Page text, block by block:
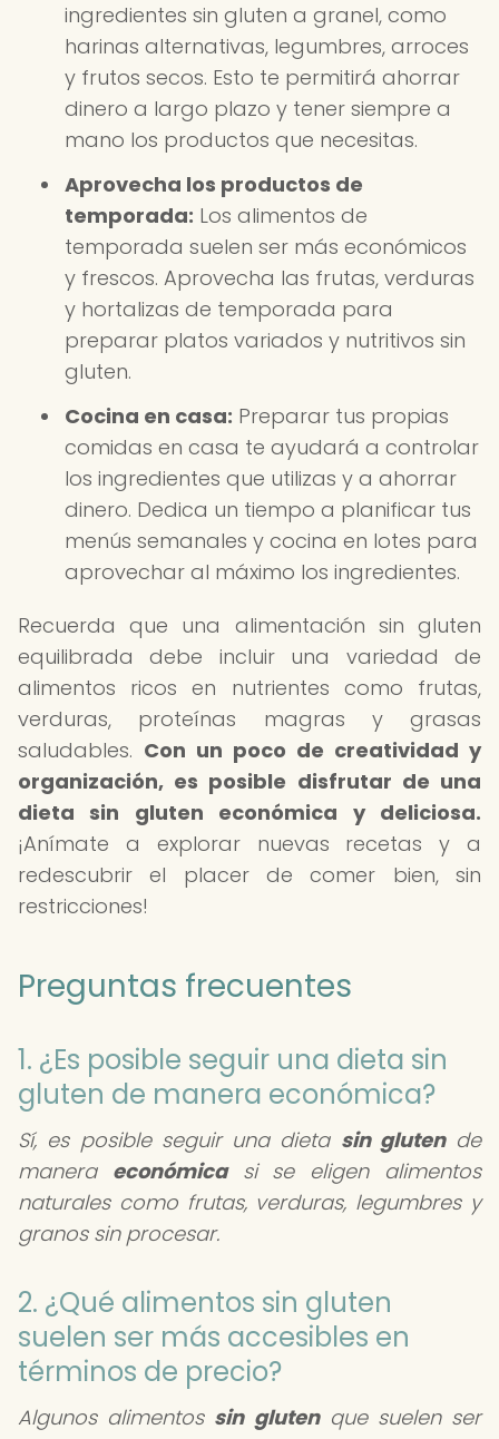
ingredientes sin gluten a granel, como
harinas alternativas, legumbres, arroces
y frutos secos. Esto te permitirá ahorrar
dinero a largo plazo y tener siempre a
mano los productos que necesitas.
Aprovecha los productos de
temporada: Los alimentos de
temporada suelen ser más económicos
y frescos. Aprovecha las frutas, verduras
y hortalizas de temporada para
preparar platos variados y nutritivos sin
gluten.
Cocina en casa: Preparar tus propias
comidas en casa te ayudará a controlar
los ingredientes que utilizas y a ahorrar
dinero. Dedica un tiempo a planificar tus
menús semanales y cocina en lotes para
aprovechar al máximo los ingredientes.
Recuerda que una alimentación sin gluten
equilibrada debe incluir una variedad de
alimentos ricos en nutrientes como frutas,
verduras, proteínas magras y grasas
saludables. Con un poco de creatividad y
organización, es posible disfrutar de una
dieta sin gluten económica y deliciosa.
¡Anímate a explorar nuevas recetas y a
redescubrir el placer de comer bien, sin
restricciones!
Preguntas frecuentes
1. ¿Es posible seguir una dieta sin
gluten de manera económica?
Sí, es posible seguir una dieta sin glutende
manera económicasi se eligen alimentos
naturales como frutas, verduras, legumbres y
granos sin procesar.
2. ¿Qué alimentos sin gluten
suelen ser más accesibles en
términos de precio?
Algunos alimentos sin glutenque suelen ser